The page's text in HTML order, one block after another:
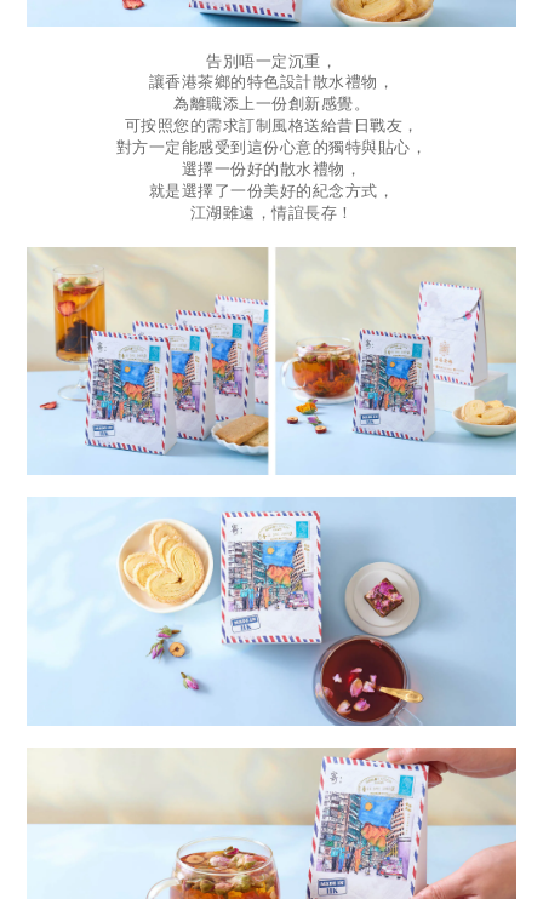
告別唔一定沉重，
讓香港茶鄉的特色設計散水禮物，
為離職添上一份創新感覺。
可按照您的需求訂制風格送給昔日戰友，
對方一定能感受到這份心意的獨特與貼心，
選擇一份好的散水禮物，
就是選擇了一份美好的紀念方式，
江湖雖遠，情誼長存！